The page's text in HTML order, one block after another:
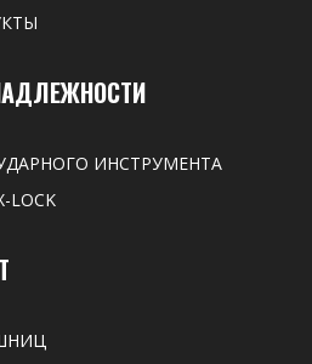
ИНСТРУМЕНТА